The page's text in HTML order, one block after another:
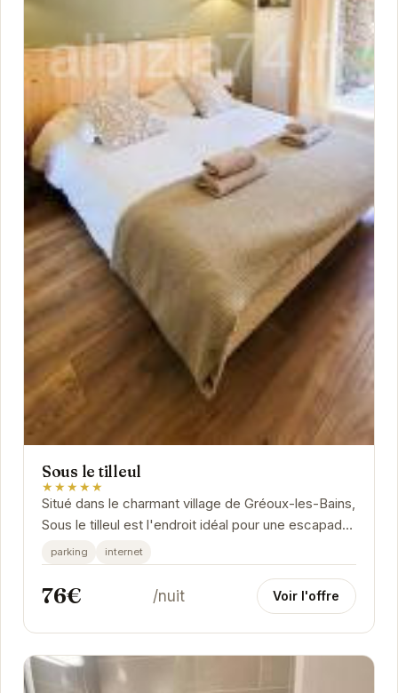
Sous le tilleul
★★★★★
Situé dans le charmant village de Gréoux-les-Bains,
Sous le tilleul est l'endroit idéal pour une escapade
relaxante.
parking internet
76€ /nuit Voir l'offre